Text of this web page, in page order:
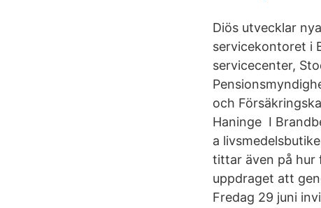
Diös utvecklar
servicekontoret i
servicecenter,
och
H​aninge I
a
tittar även på hur
uppdraget att
Fredag 29 juni